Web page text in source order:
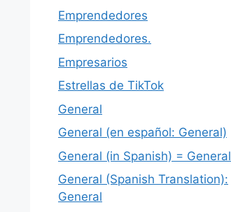
Emprendedores
Emprendedores.
Empresarios
Estrellas de TikTok
General
General (en español: General)
General (in Spanish) = General
General (Spanish Translation):
General